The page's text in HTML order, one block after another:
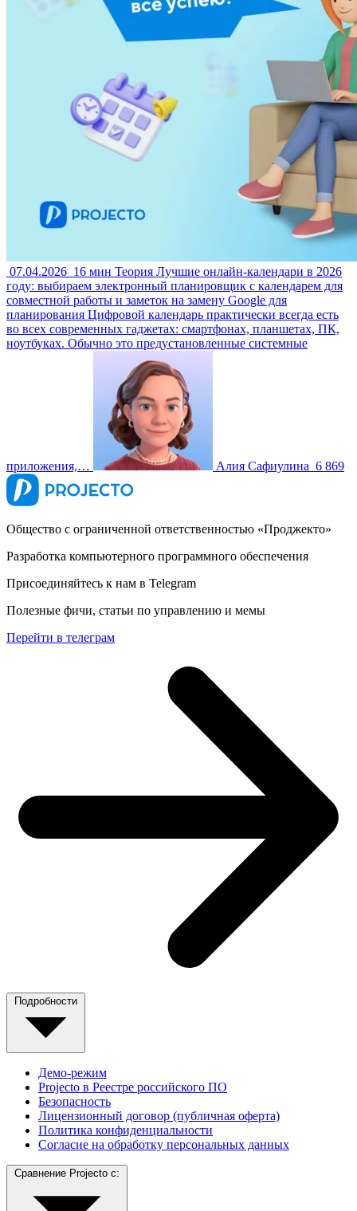
07.04.2026 16 мин Теория Лучшие онлайн-календари в 2026
году: выбираем электронный планировщик с календарем для
совместной работы и заметок на замену Google для
планирования Цифровой календарь практически всегда есть
во всех современных гаджетах: смартфонах, планшетах, ПК,
ноутбуках. Обычно это предустановленные системные
приложения,… Алия Сафиулина 6 869
Общество с ограниченной ответственностью «Проджекто»
Разработка компьютерного программного обеспечения
Присоединяйтесь к нам в Telegram
Полезные фичи, статьи по управлению и мемы
Перейти в телеграм
Подробности
Демо-режим
Projecto в Реестре российского ПО
Безопасность
Лицензионный договор (публичная оферта)
Политика конфиденциальности
Согласие на обработку персональных данных
Сравнение Projecto с: